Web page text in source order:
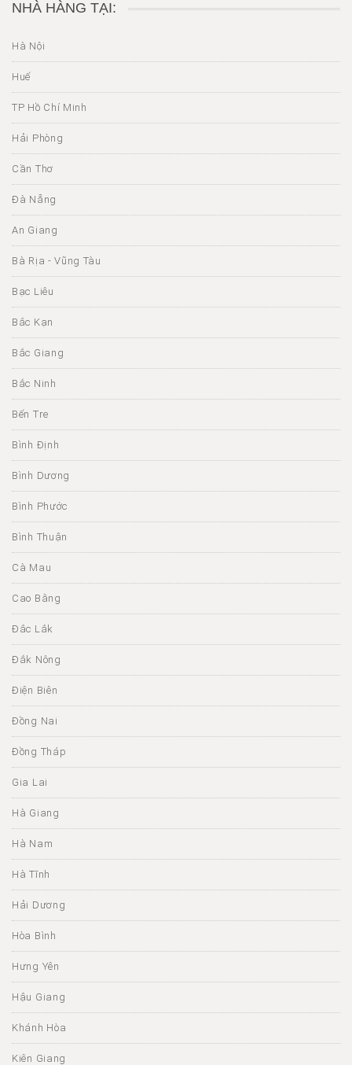
NHÀ HÀNG TẠI:
Hà Nội
Huế
TP Hồ Chí Minh
Hải Phòng
Cần Thơ
Đà Nẵng
An Giang
Bà Rịa - Vũng Tàu
Bạc Liêu
Bắc Kạn
Bắc Giang
Bắc Ninh
Bến Tre
Bình Định
Bình Dương
Bình Phước
Bình Thuận
Cà Mau
Cao Bằng
Đắc Lắk
Đắk Nông
Điện Biên
Đồng Nai
Đồng Tháp
Gia Lai
Hà Giang
Hà Nam
Hà Tĩnh
Hải Dương
Hòa Bình
Hưng Yên
Hậu Giang
Khánh Hòa
Kiên Giang